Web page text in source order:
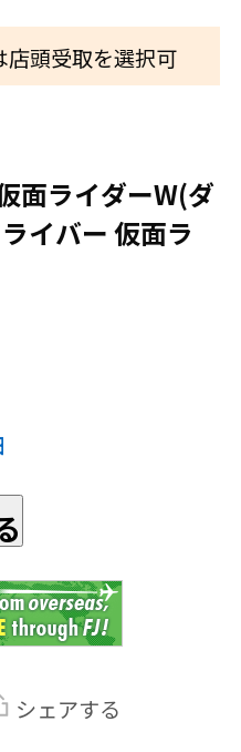
店頭受取を選択可
面ライダーW(ダ
イバー 仮面ラ
シェアする